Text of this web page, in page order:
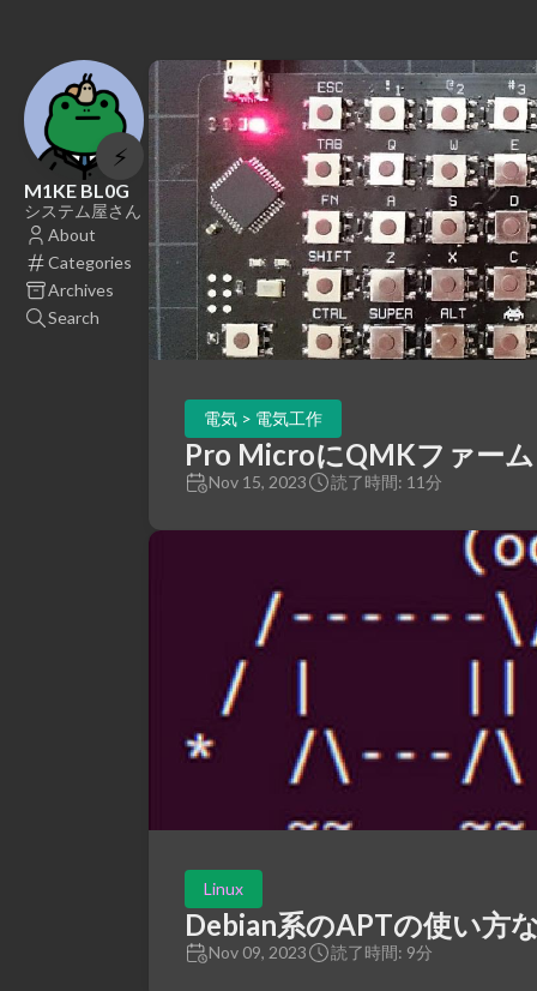
⚡
M1KE BL0G
システム屋さん
About
Categories
Archives
Search
電気 > 電気工作
Pro MicroにQMKファー
Nov 15, 2023 読了時間: 11分
Linux
Debian系のAPTの使い方
Nov 09, 2023 読了時間: 9分